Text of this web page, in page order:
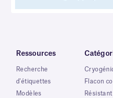
Ressources
Recherche
d'étiquettes
Modèles
Flacon